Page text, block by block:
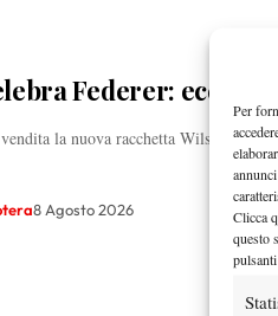
Per
Clicca
questo
Federer: ecco la
la nuova racchetta Wilson
8 Agosto 2026